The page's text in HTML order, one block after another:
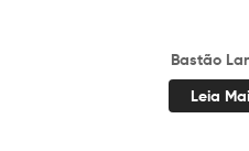
Bastão
Leia